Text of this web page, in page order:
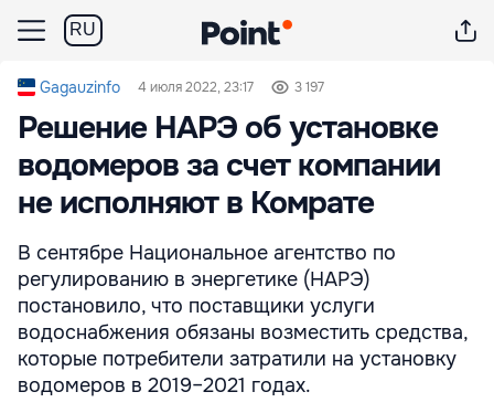
RU
Gagauzinfo 4 июля 2022, 23:17 3 197
Решение НАРЭ об установке
водомеров за счет компании
не исполняют в Комрате
В сентябре Национальное агентство по
регулированию в энергетике (НАРЭ)
постановило, что поставщики услуги
водоснабжения обязаны возместить средства,
которые потребители затратили на установку
водомеров в 2019–2021 годах.